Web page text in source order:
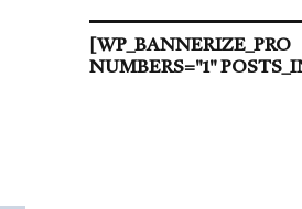
[WP_BANNERIZE_PRO
NUMBERS="1"